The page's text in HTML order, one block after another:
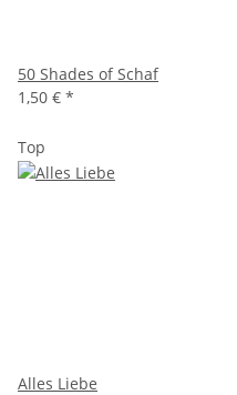
50 Shades of Schaf
1,50 € *
Top
Alles Liebe